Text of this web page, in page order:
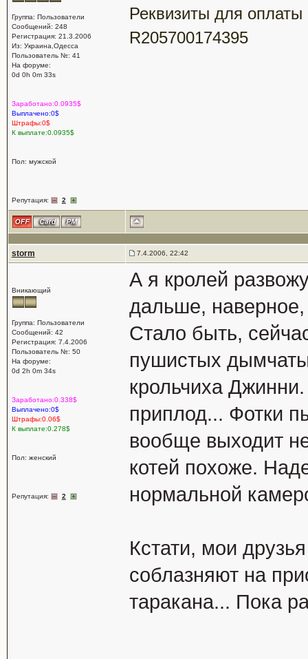
Группа: Пользователи
Сообщений: 248
Регистрация: 21.3.2006
Из: Украина,Одессa
Пользователь №: 41
На форуме:
0d 0h 0m 33s
Заработано:0.0935$
Выплачено:0$
Штрафы:0$
К выплате:0.0935$
Пол: мужской
Репутация: 2
Реквизиты для
R205700174395
storm 7.4.2006, 22:42
Вникающий
Группа: Пользователи
Сообщений: 42
Регистрация: 7.4.2006
Пользователь №: 50
На форуме:
0d 2h 0m 34s
Заработано:0.338$
Выплачено:0$
Штрафы:0.06$
К выплате:0.278$
Пол: женский
Репутация: 2
А я кролей
дальше,
Стало быть,
пушистых
крольчиха
приплод... Фотки
вообще выходит
котей похоже.
нормальной
Кстати, мои
соблазняют на
таракана... Пока